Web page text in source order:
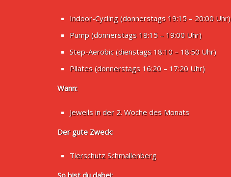
Indoor-Cycling (donnerstags 19:15 – 20:00 Uhr)
Pump (donnerstags 18:15 – 19:00 Uhr)
Step-Aerobic (dienstags 18:10 – 18:50 Uhr)
Pilates (donnerstags 16:20 – 17:20 Uhr)
Wann:
Jeweils in der 2. Woche des Monats
Der gute Zweck:
Tierschutz Schmallenberg
So bist du dabei: